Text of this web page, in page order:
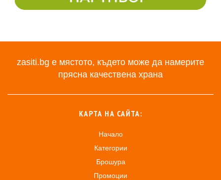
zasiti.bg е мястото, където може да намерите
прясна качествена храна
КАРТА НА САЙТА:
Начало
Категории
Брошура
Промоции